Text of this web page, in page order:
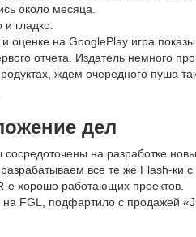
около месяца.
гладко.
оценке на GooglePlay игра
отчета. Издатель немного
ждем очередного пуша
дел
на разработке
все те же Flash-ки
е хорошо работающих проектов.
на FGL, подфартило с продажей